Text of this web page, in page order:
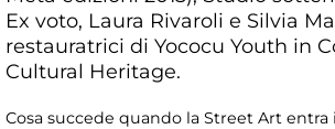
Ex voto, Laura Rivaroli e Silvia
restauratrici di Yococu Youth in
Cultural Heritage.
Cosa succede quando la Street Art entra